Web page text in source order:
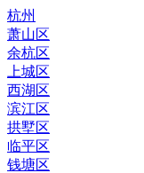
杭州
萧山区
余杭区
上城区
西湖区
滨江区
拱墅区
临平区
钱塘区